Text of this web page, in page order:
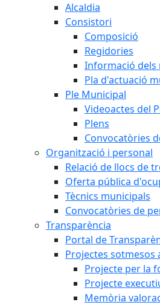
Alcaldia
Consistori
Composició
Regidories
Informació dels
Pla d'actuació
Ple Municipal
Videoactes del
Plens
Convocatòries
Organització i personal
Relació de llocs de
Oferta pública
Tècnics municipals
Convocatòries de
Transparència
Portal de
Projectes
Projecte per la
Projecte
Memòria